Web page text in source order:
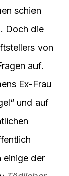
schien
Doch die
von
auf.
Ex-Frau
und auf
einige der